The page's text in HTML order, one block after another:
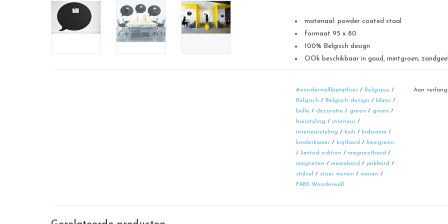
materiaal: powder coated staal
formaat 95 x 80
100% Belgisch design
OOk beschikbaar in goud, mintgroen,
Ook beschikbaar in een "order op maat
info? mailinge@fab5.be
De Wonderwall borden zijn 100 % Belgisch met
Design, productie, controle en verpakking
Dit zowel voor milieu als mens.
#wonderwallbijmijthuis / Belgique /
Belgisch / Belgisch design / blanc /
bulle / decoratie / green / groen /
huisstyling / interieur /
interieurstyling / kids / kidsroom /
kinderkamer / krijtbord / limegreen
/ limited edition / magneetbord /
magneten / memobord / prikbord /
stijlvol
/ stoer wonen / wonen /
FAB5 Wonderwall
Aan